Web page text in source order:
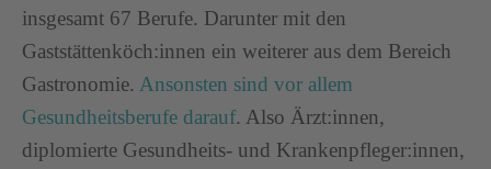
insgesamt 67 Berufe. Darunter mit den
Gaststättenköch:innen ein weiterer aus dem Bereich
Gastronomie. Ansonsten sind vor allem
Gesundheitsberufe darauf. Also Ärzt:innen,
diplomierte Gesundheits- und Krankenpfleger:innen,